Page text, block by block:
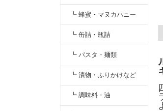
┗ 蜂蜜・マヌカハニー
┗ 缶詰・瓶詰
┗ パスタ・麺類
┗ 漬物・ふりかけなど
┗ 調味料・油